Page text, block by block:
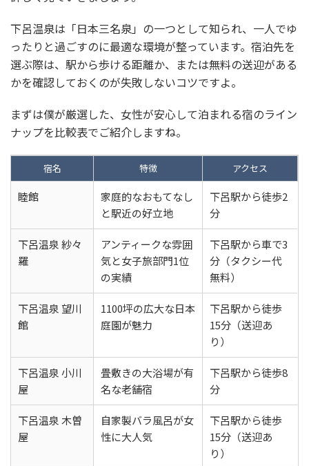
下呂温泉は「日本三名泉」の一つとして知られ、一人でゆ
ったりと過ごすのに最適な環境が整っています。宿泊先を
選ぶ際は、駅から歩ける距離か、または無料の送迎がある
かを確認しておくのが失敗しないコツですよ。
まずは僕が厳選した、女性が安心して泊まれる宿のライン
ナップを比較表でご紹介しますね。
宿名 特徴 アクセス
睦館
家庭的なおもてなし
と駅近の好立地
下呂駅から徒歩2
分
下呂温泉 紗々
羅
アンティークな雰囲
気と女子旅部門1位
の実績
下呂駅から車で3
分（タクシー代
無料）
下呂温泉 望川
館
1100坪の広大な日本
庭園が魅力
下呂駅から徒歩
15分（送迎あ
り）
下呂温泉 小川
屋
畳敷きの大浴場が有
名な老舗宿
下呂駅から徒歩8
分
下呂温泉 木曽
屋
自家製バラ風呂が女
性に大人気
下呂駅から徒歩
15分（送迎あ
り）